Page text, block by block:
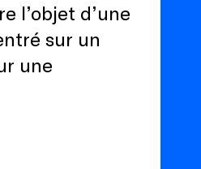
l’objet d’une
sur un
une